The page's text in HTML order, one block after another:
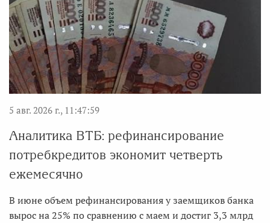
5 авг. 2026 г., 11:47:59
Аналитика ВТБ: рефинансирование
потребкредитов экономит четверть
ежемесячно
В июне объем рефинансирования у заемщиков банка
вырос на 25% по сравнению с маем и достиг 3,3 млрд